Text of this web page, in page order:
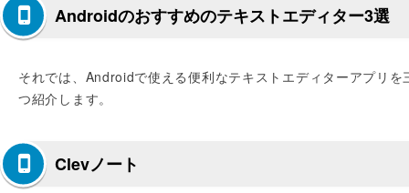
Androidのおすすめのテキストエディター3選
それでは、Androidで使える便利なテキストエディターアプリを
つ紹介します。
Clevノート